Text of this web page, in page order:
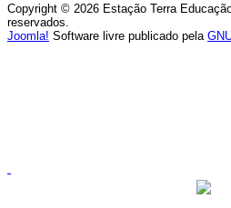
Copyright © 2026 Estação Terra
reservados.
Joomla! Software livre publicado pela